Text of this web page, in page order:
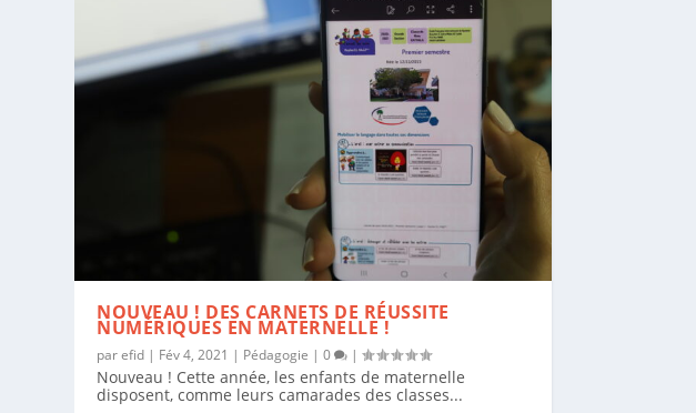
NOUVEAU ! DES CARNETS DE RÉUSSITE
NUMÉRIQUES EN MATERNELLE !
parefid | Fév 4, 2021 | Pédagogie |0 |
Nouveau ! Cette année, les enfants de maternelle
disposent, comme leurs camarades des classes...